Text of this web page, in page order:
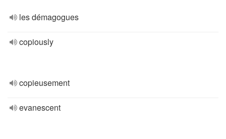
les démagogues
copiously
copieusement
evanescent